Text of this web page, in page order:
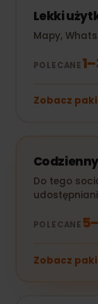
Lekki
Mapy,
POLECANE
Zobacz
Do tego
POLECANE
Zobacz